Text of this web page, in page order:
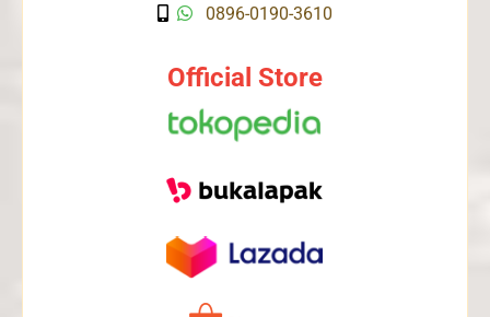
0896-0190-3610
Official Store